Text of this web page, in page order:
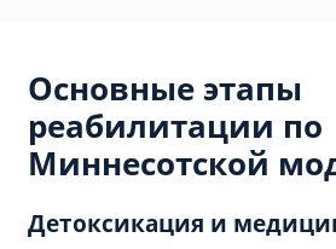
Основные этапы
реабилитации по
Миннесотской
Детоксикация и